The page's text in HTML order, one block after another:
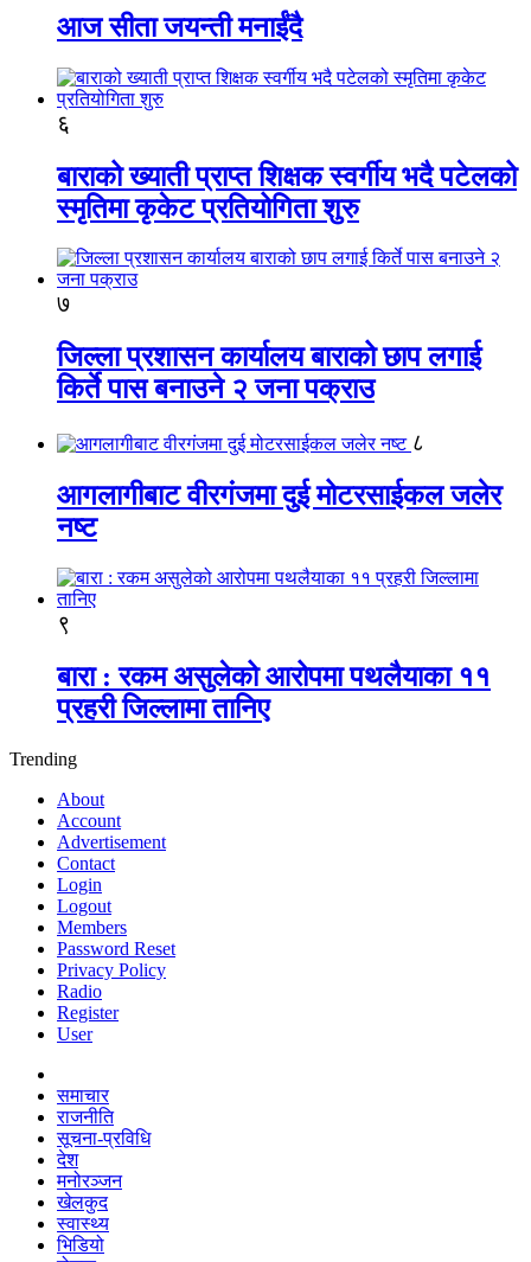
आज सीता जयन्ती मनाईंदै
६
बाराको ख्याती प्राप्त शिक्षक स्वर्गीय भदै पटेलको
स्मृतिमा कृकेट प्रतियोगिता शुरु
७
जिल्ला प्रशासन कार्यालय बाराको छाप लगाई
किर्ते पास बनाउने २ जना पक्राउ
८
आगलागीबाट वीरगंजमा दुई मोटरसाईकल जलेर
नष्ट
९
बारा : रकम असुलेको आरोपमा पथलैयाका ११
प्रहरी जिल्लामा तानिए
Trending
About
Account
Advertisement
Contact
Login
Logout
Members
Password Reset
Privacy Policy
Radio
Register
User
समाचार
राजनीति
सूचना-प्रविधि
देश
मनोरञ्जन
खेलकुद
स्वास्थ्य
भिडियो